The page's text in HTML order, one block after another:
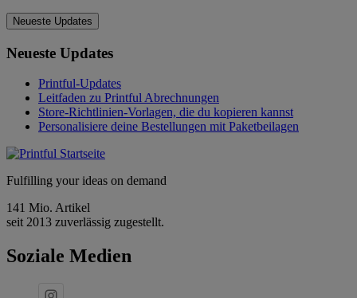
Neueste Updates
Neueste Updates
Printful-Updates
Leitfaden zu Printful Abrechnungen
Store-Richtlinien-Vorlagen, die du kopieren kannst
Personalisiere deine Bestellungen mit Paketbeilagen
Fulfilling your ideas on demand
141 Mio. Artikel
seit 2013 zuverlässig zugestellt.
Soziale Medien